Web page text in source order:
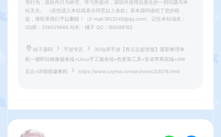
等行为，该软件只为研究、学习所提供，该软件使用后发生的一切问题与本
站无关。 （若您进入本站就表示同意以上条款）若本源码侵犯了您的权
益，请联系我们予以删除！（E-mail:1803245@qq.com） 记住本站域名：
QQ群：206529666 站长：橘子 QQ：188588162
桔子源码 手游专区
3D仙侠手游【青云志超变版】最新整理单
机一键即玩镜像服务端+Linux手工服务端+热更新工具+安卓苹果双端+GM
后台+详细搭建教程 https://www.czymw.com/archives/33076.html